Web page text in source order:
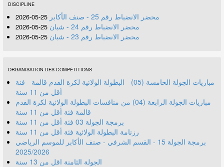
DISCIPLINE
محضر الانضباط رقم 25 - صنف الأكابر 25-05-2026
محضر الانضباط رقم 24 - شبان 25-05-2026
محضر الانضباط رقم 23 - شبان 25-05-2026
ORGANISATION DES COMPÉTITIONS
مباريات الجولة الخامسة (05) - البطولة الولائية لكرة القدم قالمة - فئة
أقل من 11 سنة
مباريات الجولة الرابعة (04) من منافسات البطولة الولائية لكرة القدم
قالمة فئة أقل من 11 سنة
برمجة الجولة 03 فئة أقل من 11 سنة
رزنامة البطولة الولائية فئة أقل من 11 سنة
برمجة الجولة 15 - القسم الشرفي - صنف الأكابر للموسم الرياضي
2025/2026
الجولة الثامنة اقل من 13 سنة